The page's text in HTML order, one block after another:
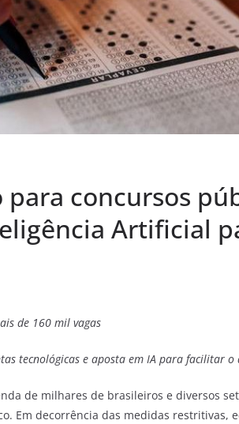
concursos
Artificial
de 160 mil vagas
tecnológicas e aposta em IA para facilitar
de milhares de brasileiros e diversos
Em decorrência das medidas restritivas,